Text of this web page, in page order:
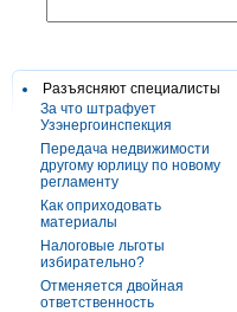
Разъясняют специалисты
За что штрафует
Узэнергоинспекция
Передача недвижимости
другому юрлицу по новому
регламенту
Как оприходовать
материалы
Налоговые льготы
избирательно?
Отменяется двойная
ответственность